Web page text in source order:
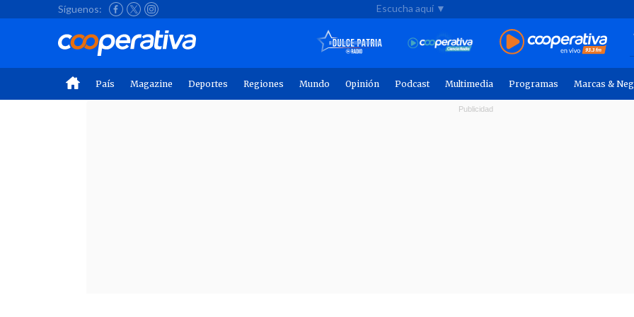
Síguenos: Escucha aquí ▼
País Magazine Deportes Regiones Mundo Opinión Podcast Multimedia Programas Marcas &